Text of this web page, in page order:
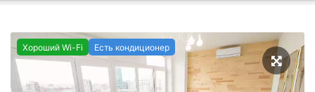
Хороший Wi-Fi Есть кондиционер